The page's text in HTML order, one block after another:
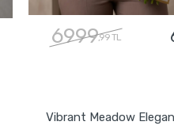
6999,99 TL
Vibrant Meadow